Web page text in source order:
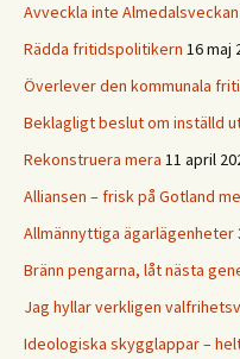
Avveckla inte Almedalsveckan
Rädda fritidspolitikern 16 maj
Överlever den kommunala
Beklagligt beslut om inställd
Rekonstruera mera 11 april
Alliansen – frisk på Gotland
Allmännyttiga ägarlägenheter
Bränn pengarna, låt nästa
Jag hyllar verkligen
Ideologiska skygglappar –